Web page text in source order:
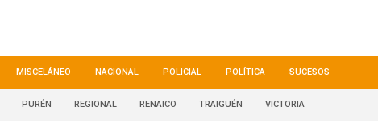
MISCELÁNEO NACIONAL POLICIAL POLÍTICA SUCESOS
PURÉN REGIONAL RENAICO TRAIGUÉN VICTORIA